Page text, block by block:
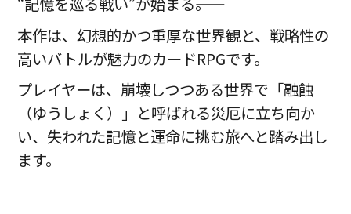
本作は、幻想的かつ重厚な世界観と、戦略性の
高いバトルが魅力のカードRPGです。
プレイヤーは、崩壊しつつある世界で「融蝕
（ゆうしょく）」と呼ばれる災厄に立ち向か
い、失われた記憶と運命に挑む旅へと踏み出し
ます。